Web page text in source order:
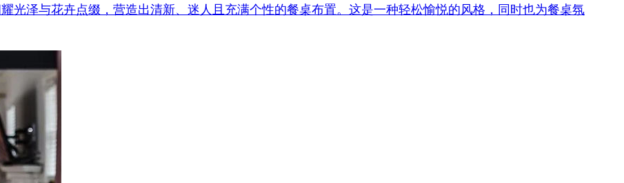
泽与花卉点缀，营造出清新、迷人且充满个性的餐桌布置。这是一种轻松愉悦的风格，同时也为餐桌氛